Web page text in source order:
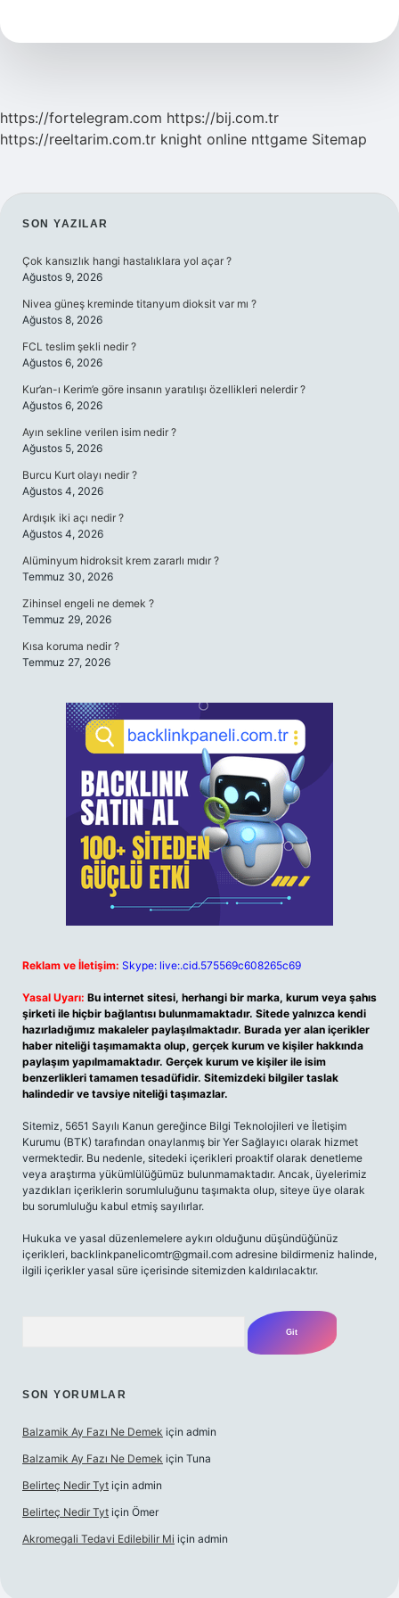
Mı
https://fortelegram.com https://bij.com.tr
https://reeltarim.com.tr knight online nttgame Sitemap
SIDEBAR
SON YAZILAR
Çok kansızlık hangi hastalıklara yol açar ?
Ağustos 9, 2026
Nivea güneş kreminde titanyum dioksit var mı ?
Ağustos 8, 2026
FCL teslim şekli nedir ?
Ağustos 6, 2026
Kur’an-ı Kerim’e göre insanın yaratılışı özellikleri nelerdir ?
Ağustos 6, 2026
Ayın sekline verilen isim nedir ?
Ağustos 5, 2026
Burcu Kurt olayı nedir ?
Ağustos 4, 2026
Ardışık iki açı nedir ?
Ağustos 4, 2026
Alüminyum hidroksit krem zararlı mıdır ?
Temmuz 30, 2026
Zihinsel engeli ne demek ?
Temmuz 29, 2026
Kısa koruma nedir ?
Temmuz 27, 2026
Reklam ve İletişim: Skype: live:.cid.575569c608265c69
Yasal Uyarı: Bu internet sitesi, herhangi bir marka, kurum veya şahıs
şirketi ile hiçbir bağlantısı bulunmamaktadır. Sitede yalnızca kendi
hazırladığımız makaleler paylaşılmaktadır. Burada yer alan içerikler
haber niteliği taşımamakta olup, gerçek kurum ve kişiler hakkında
paylaşım yapılmamaktadır. Gerçek kurum ve kişiler ile isim
benzerlikleri tamamen tesadüfidir. Sitemizdeki bilgiler taslak
halindedir ve tavsiye niteliği taşımazlar.
Sitemiz, 5651 Sayılı Kanun gereğince Bilgi Teknolojileri ve İletişim
Kurumu (BTK) tarafından onaylanmış bir Yer Sağlayıcı olarak hizmet
vermektedir. Bu nedenle, sitedeki içerikleri proaktif olarak denetleme
veya araştırma yükümlülüğümüz bulunmamaktadır. Ancak, üyelerimiz
yazdıkları içeriklerin sorumluluğunu taşımakta olup, siteye üye olarak
bu sorumluluğu kabul etmiş sayılırlar.
Hukuka ve yasal düzenlemelere aykırı olduğunu düşündüğünüz
içerikleri, backlinkpanelicomtr@gmail.com adresine bildirmeniz halinde,
ilgili içerikler yasal süre içerisinde sitemizden kaldırılacaktır.
SON YORUMLAR
Balzamik Ay Fazı Ne Demek için admin
Balzamik Ay Fazı Ne Demek için Tuna
Belirteç Nedir Tyt için admin
Belirteç Nedir Tyt için Ömer
Akromegali Tedavi Edilebilir Mi için admin